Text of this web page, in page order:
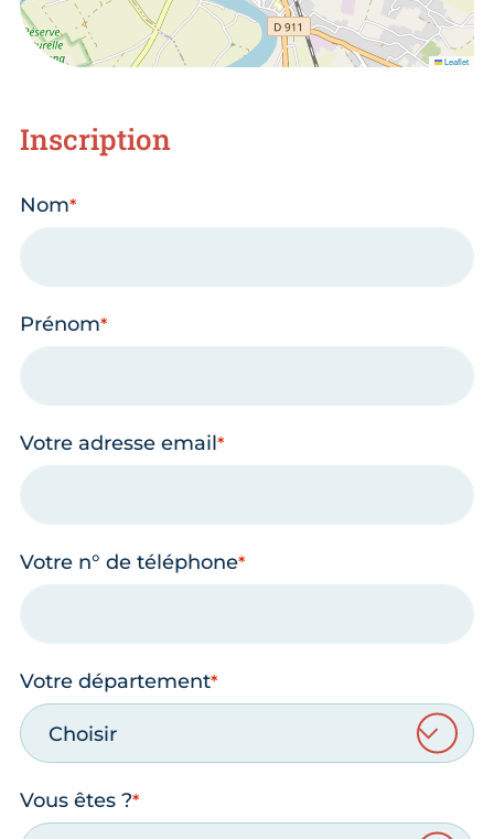
Leaflet
Inscription
Nom
Prénom
Votre adresse email
Votre n° de téléphone
Votre département
Choisir
Vous êtes ?